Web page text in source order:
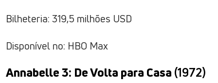
Bilheteria: 319,5 milhões USD
Disponível no: HBO Max
Annabelle 3: De Volta para Casa (1972)